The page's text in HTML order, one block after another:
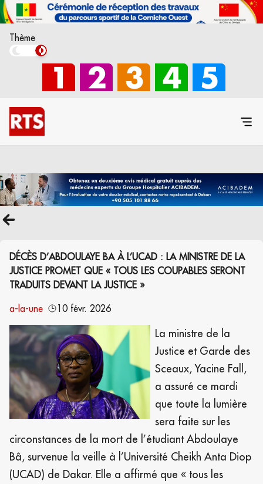
Thème
DÉCÈS D’ABDOULAYE BA À L’UCAD : LA MINISTRE DE LA
JUSTICE PROMET QUE « TOUS LES COUPABLES SERONT
TRADUITS DEVANT LA JUSTICE »
a-la-une
10 févr. 2026
La ministre de la
Justice et Garde des
Sceaux, Yacine Fall,
a assuré ce mardi
que toute la lumière
sera faite sur les
circonstances de la mort de l’étudiant Abdoulaye
Bâ, survenue la veille à l’Université Cheikh Anta Diop
(UCAD) de Dakar. Elle a affirmé que « tous les